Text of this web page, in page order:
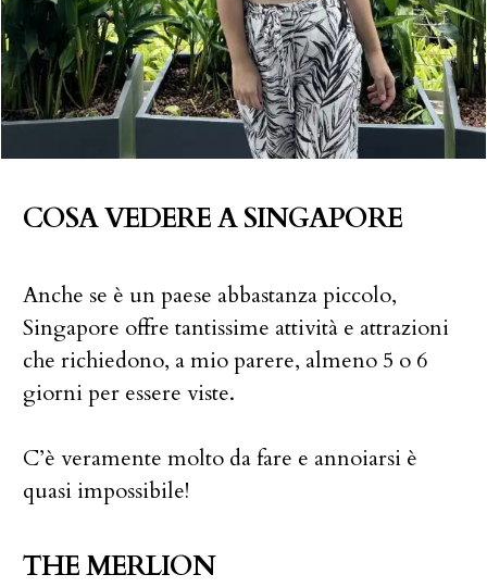
COSA VEDERE A SINGAPORE
Anche se è un paese abbastanza piccolo,
Singapore offre tantissime attività e attrazioni
che richiedono, a mio parere, almeno 5 o 6
giorni per essere viste.
C’è veramente molto da fare e annoiarsi è
quasi impossibile!
THE MERLION